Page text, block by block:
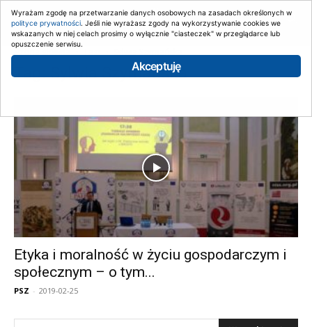
Strona główna
Tag: Sylwia Szymańska
Etyka i moralność w życiu gospodarczym i
społecznym – o tym...
PSZ - 2019-02-25
Wyrażam zgodę na przetwarzanie danych osobowych na zasadach określonych w
polityce prywatności. Jeśli nie wyrażasz zgody na wykorzystywanie cookies we
wskazanych w niej celach prosimy o wyłącznie "ciasteczek" w przeglądarce lub
opuszczenie serwisu.
Akceptuję